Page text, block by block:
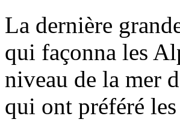
La dernière
qui façonna les
niveau de la mer
qui ont préféré